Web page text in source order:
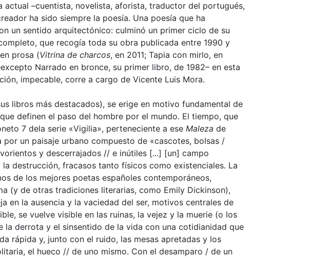
actual –cuentista, novelista, aforista, traductor del portugués,
ha sido siempre la poesía. Una poesía que ha
un sentido arquitectónico: culminó un primer ciclo de su
que recogía toda su obra publicada entre 1990 y
prosa (Vitrina de charcos, en 2011; Tapia con mirlo, en
Narrado en bronce, su primer libro, de 1982– en esta
impecable, corre a cargo de Vicente Luis Mora.
libros más destacados), se erige en motivo fundamental de
definen el paso del hombre por el mundo. El tiempo, que
7 dela serie «Vigilia», perteneciente a ese Maleza de
por un paisaje urbano compuesto de «cascotes, bolsas /
y descerrajados // e inútiles [...] [un] campo
destrucción, fracasos tanto físicos como existenciales. La
de los mejores poetas españoles contemporáneos,
(y de otras tradiciones literarias, como Emily Dickinson),
en la ausencia y la vaciedad del ser, motivos centrales de
se vuelve visible en las ruinas, la vejez y la muerie (o los
la derrota y el sinsentido de la vida con una cotidianidad que
rápida y, junto con el ruido, las mesas apretadas y los
el hueco // de uno mismo. Con el desamparo / de un